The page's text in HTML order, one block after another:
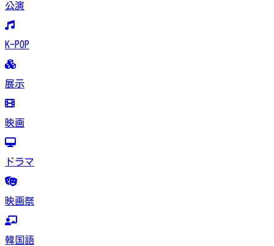
公演
K-POP
展示
映画
ドラマ
映画祭
韓国語